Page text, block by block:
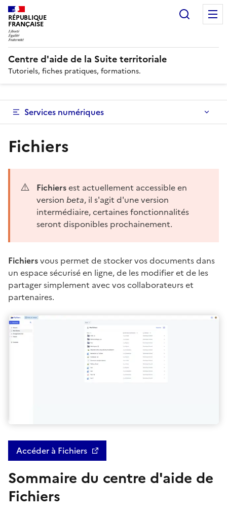
RÉPUBLIQUE
FRANÇAISE
Centre d'aide de la Suite territoriale
Tutoriels, fiches pratiques, formations.
Services numériques
Fichiers
⚠️ Fichiersest actuellement accessible en
version beta, il s'agit d'une version
intermédiaire, certaines fonctionnalités
seront disponibles prochainement.
Fichiersvous permet de stocker vos documents dans
un espace sécurisé en ligne, de les modifier et de les
partager simplement avec vos collaborateurs et
partenaires.
Accéder à Fichiers
Sommaire du centre d'aide de
Fichiers